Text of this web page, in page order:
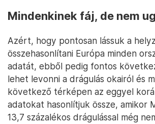
Mindenkinek fáj, de nem
Azért, hogy pontosan lássuk a
összehasonlítani Európa minden
adatát, ebből pedig fontos
lehet levonni a drágulás okairól és
következő térképen az eggyel
adatokat hasonlítjuk össze, amikor
13,7 százalékos drágulással még